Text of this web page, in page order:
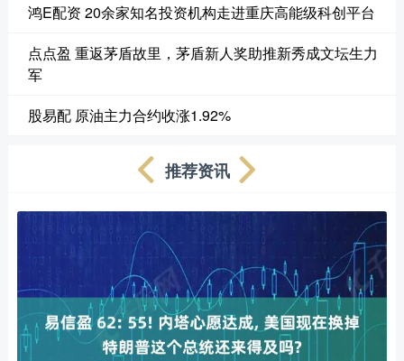
鸿E配资 20余家知名投资机构走进重庆高能级科创平台
点点盈 重返茅盾故里，茅盾新人奖助推新秀成文坛生力
军
股易配 原油主力合约收涨1.92%
推荐资讯